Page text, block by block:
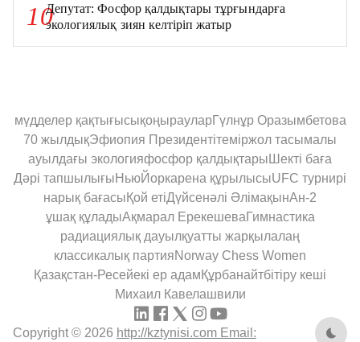
10Депутат: Фосфор қалдықтары тұрғындарға
экологиялық зиян келтіріп жатыр
мүдделер қақтығысықоңырауларГүлнұр Оразымбетова
70 жылдықЭфиопия Президентітеміржол тасымалы
ауылдағы экологияфосфор қалдықтары Шекті баға
Дәрі тапшылығы НьюЙоркарена құрылысыUFC турнирі
нарық бағасы Қой етіДүйсенәлі ӘлімақынАн-2
ұшақ құладыАқмарал Ерекешева Гимнастика
радиациялық дауылқуатты жарқылалаң
классикалық партияNorway Chess Women
Қазақстан-Ресейекі ер адам Құрбанайтбітіру кеші
Михаил Кавелашвили
Copyright © 2026 http://kztynisi.com Email: